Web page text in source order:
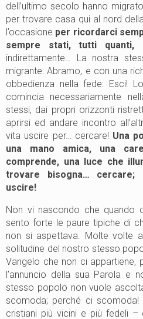
dell’ultimo secolo hanno
per trovare casa qui al nord
l’occasione per ricordarci
sempre stati, tutti quanti,
indirettamente… La nostra
migrante: Abramo, e con una
obbedienza nella fede: Esci!
comincia necessariamente
stessi, dai propri orizzonti
aprirsi ed andare incontro
vita uscire per… cercare! Una
una mano amica, una
comprende, una luce che
trovare bisogna…
uscire!
Non vi nascondo che quando
sento forte le paure tipiche di
non si aspettava. Molte volte
solitudine del nostro stesso
Vangelo che non ci appartiene,
l’annuncio della sua Parola e
stesso popolo non vuole
scomoda; perché ci
cristiani più vicini e più fedeli